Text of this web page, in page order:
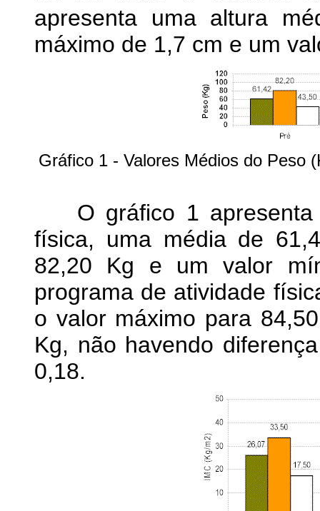
apresenta uma altura
máximo de 1,7 cm e um
Gráfico 1 - Valores Médios do Peso
O gráfico 1 apresenta
física, uma média de
82,20 Kg e um valor
programa de atividade
o valor máximo para
Kg, não havendo
0,18.